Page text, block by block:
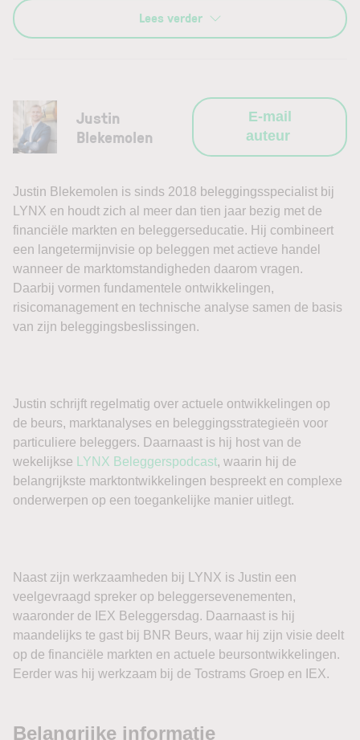
juli, terwijl de situatie rond de Straat van Hormuz opnieuw
voor hogere olieprijzen en oplopende obligatierentes
gemengde uitgangspositie, waarbij vooral de Amerikaanse
arbeidsmarktcijfers richtinggevend kunnen worden.
Beursnieuws Amerika
Amerikaanse aandelenfutures bewegen vrijdagochtend
nauwelijks. Futures op de S&P 500 staan circa 0,1%
hoger, Nasdaq 100-futures zijn vrijwel onveranderd en
futures op de Dow Jones Industrial Average verliezen
ongeveer 0,2%. De terughoudendheid is logisch: om 14.30
uur Nederlandse tijd publiceert het Amerikaanse Bureau of
banen, na een eveneens zwakke groei van 57.000
arbeidsplaatsen in juni. Voor de werkloosheid wordt
opnieuw ongeveer 4,2% verwacht. Daarmee draait de
markt niet alleen om het headlinecijfer. Ook
loonontwikkeling, arbeidsparticipatie en eventuele revisies
van eerdere maanden kunnen belangrijk worden voor de
Amerikaanse tienjaarsrente liep met ruim vier basispunten
op richting 4,66%, terwijl de tweejaarsrente ongeveer zes
basispunten steeg tot rond 4,24%. Een combinatie van
hogere olieprijzen en onzekerheid over de arbeidsmarkt
duwde obligatiekoersen omlaag.
winstreeks van vijf handelsdagen eindigde. Andere indices
Lees verder
Justin
Blekemolen
E-mail
auteur
Justin Blekemolen is sinds 2018 beleggingsspecialist bij
LYNX en houdt zich al meer dan tien jaar bezig met de
financiële markten en beleggerseducatie. Hij combineert
een langetermijnvisie op beleggen met actieve handel
wanneer de marktomstandigheden daarom vragen.
Daarbij vormen fundamentele ontwikkelingen,
risicomanagement en technische analyse samen de basis
van zijn beleggingsbeslissingen.
Justin schrijft regelmatig over actuele ontwikkelingen op
de beurs, marktanalyses en beleggingsstrategieën voor
particuliere beleggers. Daarnaast is hij host van de
wekelijkse
LYNX Beleggerspodcast, waarin hij de
belangrijkste marktontwikkelingen bespreekt en complexe
onderwerpen op een toegankelijke manier uitlegt.
Naast zijn werkzaamheden bij LYNX is Justin een
veelgevraagd spreker op beleggersevenementen,
waaronder de IEX Beleggersdag. Daarnaast is hij
maandelijks te gast bij BNR Beurs, waar hij zijn visie deelt
op de financiële markten en actuele beursontwikkelingen.
Eerder was hij werkzaam bij de Tostrams Groep en IEX.